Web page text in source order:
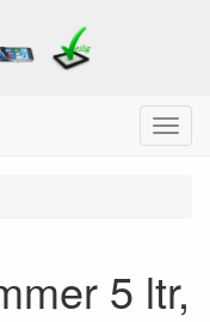
Menu
5 ltr,